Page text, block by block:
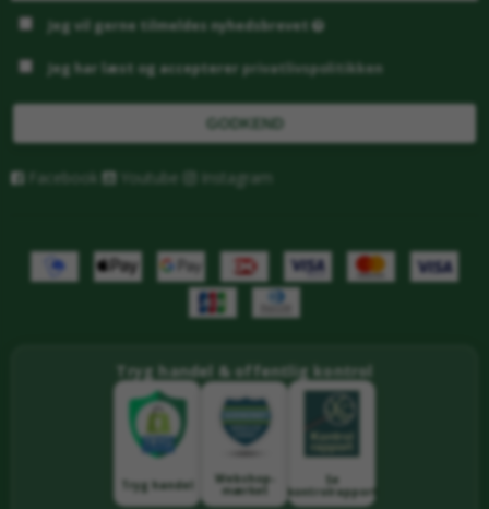
Jeg vil gerne tilmeldes nyhedsbrevet
Jeg har læst og accepterer privatlivspolitikken
GODKEND
Facebook Youtube Instagram